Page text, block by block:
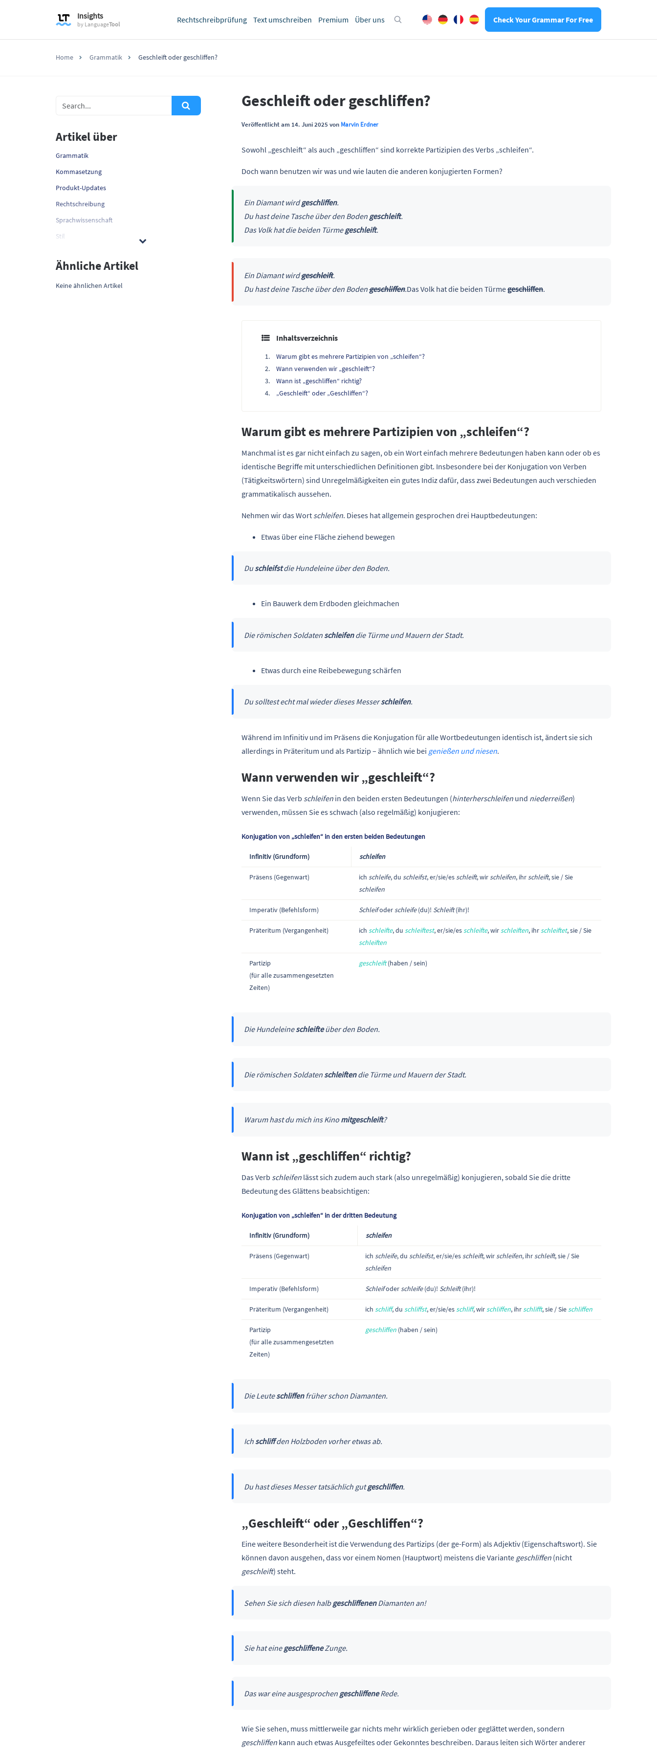
Insights
by LanguageTool Rechtschreibprüfung Text umschreiben Premium Über uns Check Your Grammar For Free
Home Grammatik Geschleift oder geschliffen?
Geschleift oder geschliffen?
Veröffentlicht am 14. Juni 2025 von Marvin Erdner
Sowohl „geschleift“ als auch „geschliffen“ sind korrekte Partizipien des Verbs „schleifen“.
Doch wann benutzen wir was und wie lauten die anderen konjugierten Formen?
Ein Diamant wirdgeschliffen.
Du hast deine Tasche über den Boden geschleift.
Das Volk hat die beiden Türmegeschleift.
Ein Diamant wirdgeschleift.
Du hast deine Tasche über den Bodengeschliffen.Das Volk hat die beiden Türmegeschliffen.
Inhaltsverzeichnis
Warum gibt es mehrere Partizipien von „schleifen“?
Wann verwenden wir „geschleift“?
Wann ist „geschliffen“ richtig?
„Geschleift“ oder „Geschliffen“?
Warum gibt es mehrere Partizipien von „schleifen“?
Manchmal ist es gar nicht einfach zu sagen, ob ein Wort einfach mehrere Bedeutungen haben kann oder ob es
identische Begriffe mit unterschiedlichen Definitionen gibt. Insbesondere bei der Konjugation von Verben
(Tätigkeitswörtern) sind Unregelmäßigkeiten ein gutes Indiz dafür, dass zwei Bedeutungen auch verschieden
grammatikalisch aussehen.
Nehmen wir das Wort schleifen. Dieses hat allgemein gesprochen drei Hauptbedeutungen:
Etwas über eine Fläche ziehend bewegen
Duschleifstdie Hundeleine über den Boden.
Ein Bauwerk dem Erdboden gleichmachen
Die römischen Soldatenschleifendie Türme und Mauern der Stadt.
Etwas durch eine Reibebewegung schärfen
Du solltest echt mal wieder dieses Messerschleifen.
Während im Infinitiv und im Präsens die Konjugation für alle Wortbedeutungen identisch ist, ändert sie sich
allerdings in Präteritum und als Partizip – ähnlich wie bei genießen und niesen.
Wann verwenden wir „geschleift“?
Wenn Sie das Verb schleifen in den beiden ersten Bedeutungen (hinterherschleifen und niederreißen)
verwenden, müssen Sie es schwach (also regelmäßig) konjugieren:
Konjugation von „schleifen“ in den ersten beiden Bedeutungen
Infinitiv (Grundform) schleifen
Präsens (Gegenwart) ich schleife, du schleifst, er/sie/esschleift, wirschleifen, ihrschleift, sie / Sie
schleifen
Imperativ (Befehlsform) Schleifoderschleife(du)! Schleift(ihr)!
Präteritum (Vergangenheit) ich schleifte, du schleiftest, er/sie/esschleifte, wirschleiften, ihrschleiftet, sie / Sie
schleiften
Partizip
(für alle zusammengesetzten
Zeiten)
geschleift(haben / sein)
Die Hundeleineschleifteüber den Boden.
Die römischen Soldatenschleiftendie Türme und Mauern der Stadt.
Warum hast du mich ins Kino mitgeschleift?
Wann ist „geschliffen“ richtig?
Das Verb schleifen lässt sich zudem auch stark (also unregelmäßig) konjugieren, sobald Sie die dritte
Bedeutung des Glättens beabsichtigen:
Konjugation von „schleifen“ in der dritten Bedeutung
Infinitiv (Grundform) schleifen
Präsens (Gegenwart) ich schleife, du schleifst, er/sie/esschleift, wirschleifen, ihrschleift, sie / Sie
schleifen
Imperativ (Befehlsform) Schleifoderschleife(du)! Schleift(ihr)!
Präteritum (Vergangenheit) ich schliff, du schliffst, er/sie/esschliff, wirschliffen, ihrschlifft, sie / Sieschliffen
Partizip
(für alle zusammengesetzten
Zeiten)
geschliffen (haben / sein)
Die Leuteschliffenfrüher schon Diamanten.
Ichschliffden Holzboden vorher etwas ab.
Du hast dieses Messer tatsächlich gutgeschliffen.
„Geschleift“ oder „Geschliffen“?
Eine weitere Besonderheit ist die Verwendung des Partizips (der ge-Form) als Adjektiv (Eigenschaftswort). Sie
können davon ausgehen, dass vor einem Nomen (Hauptwort) meistens die Variante geschliffen (nicht
geschleift) steht.
Sehen Sie sich diesen halbgeschliffenenDiamanten an!
Sie hat einegeschliffeneZunge.
Das war eine ausgesprochen geschliffeneRede.
Wie Sie sehen, muss mittlerweile gar nichts mehr wirklich gerieben oder geglättet werden, sondern
geschliffen kann auch etwas Ausgefeiltes oder Gekonntes beschreiben. Daraus leiten sich Wörter anderer
Artikel über
Grammatik
Kommasetzung
Produkt-Updates
Rechtschreibung
Sprachwissenschaft
Stil
Ähnliche Artikel
Keine ähnlichen Artikel